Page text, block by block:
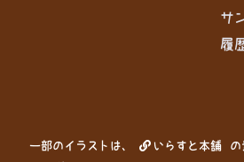
サ
履
一部のイラストは、 いらすと本舗 の